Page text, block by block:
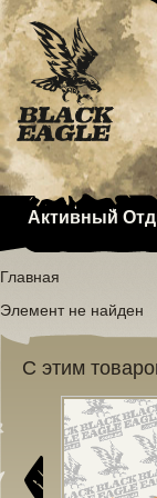
Активный
Главная
Элемент не найден
С этим